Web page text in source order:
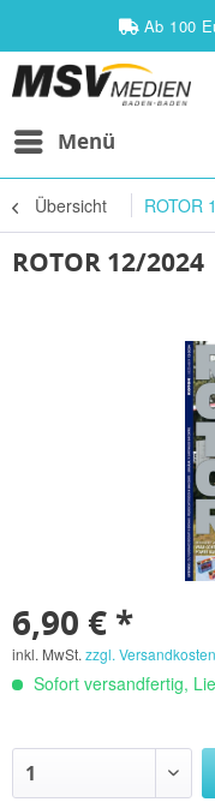
Ab 100
Menü
Übersicht ROTOR
ROTOR 12/2024
6,90 € *
inkl. MwSt. zzgl. Versandkosten
Sofort versandfertig,